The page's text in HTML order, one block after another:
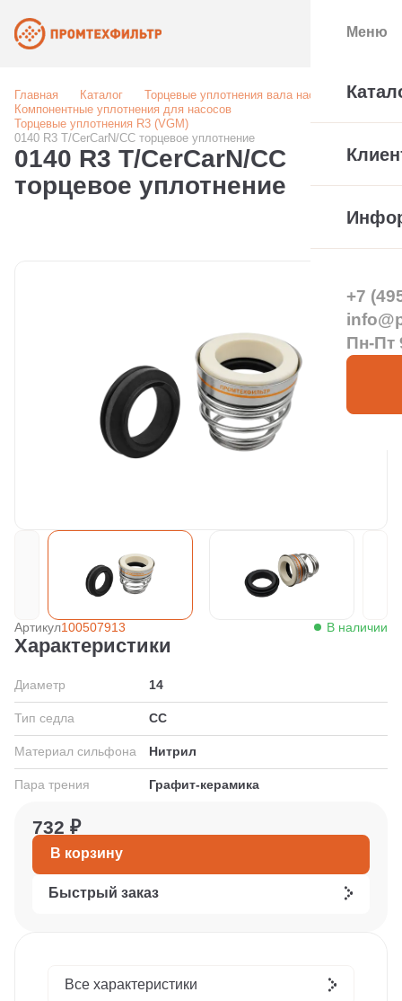
Главная Каталог
Торцевые уплотнения вала насоса
Компонентные уплотнения для насосов
Торцевые уплотнения R3 (VGM)
0140 R3 T/CerCarN/CC торцевое уплотнение
0140 R3 T/CerCarN/CC
торцевое уплотнение
Артикул100507913 В наличии
Характеристики
Диаметр 14
Тип седла СС
Материал сильфона Нитрил
Пара трения Графит-керамика
732 ₽
В корзину
Быстрый заказ
Все характеристики
Меню
+7
Пн-Пт